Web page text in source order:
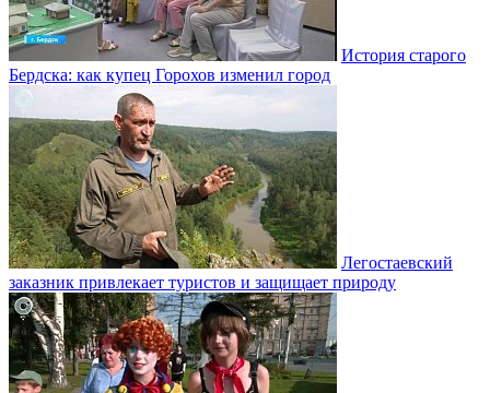
История старого
Бердска: как купец Горохов изменил город
Легостаевский
заказник привлекает туристов и защищает природу